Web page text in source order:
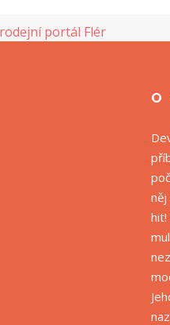
portál Flér
O
něj